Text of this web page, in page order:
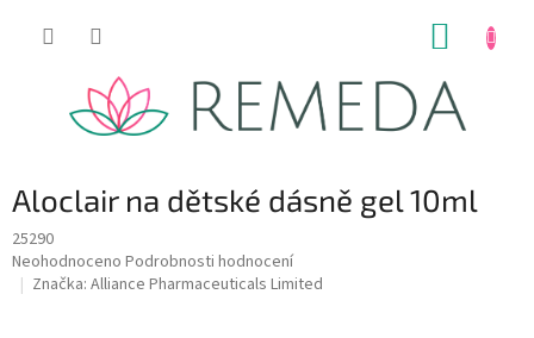
Aloclair na dětské dásně gel 10ml
25290
Průměrné
hodnocení
Neohodnoceno Podrobnosti hodnocení
Značka: Alliance Pharmaceuticals Limited